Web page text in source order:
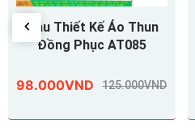
Mẫu Thiết Kế Áo Thun
Đồng Phục AT083
98.000VND 125.000VND